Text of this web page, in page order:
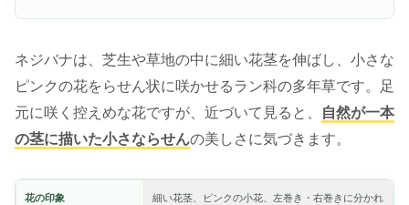
ネジバナは、芝生や草地の中に細い花茎を伸ばし、小さな
ピンクの花をらせん状に咲かせるラン科の多年草です。足
元に咲く控えめな花ですが、近づいて見ると、
自然が一本
の茎に描いた小さならせんの美しさに気づきます。
花の印象
細い花茎、ピンクの小花、左巻き・右巻きに分かれ